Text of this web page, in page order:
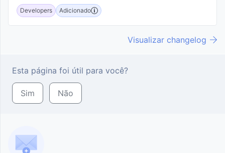
Developers Adicionado
Visualizar changelog
Esta página foi útil para você?
Sim Não